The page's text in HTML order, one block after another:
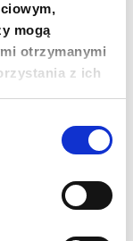
mogą
otrzymanymi
z ich